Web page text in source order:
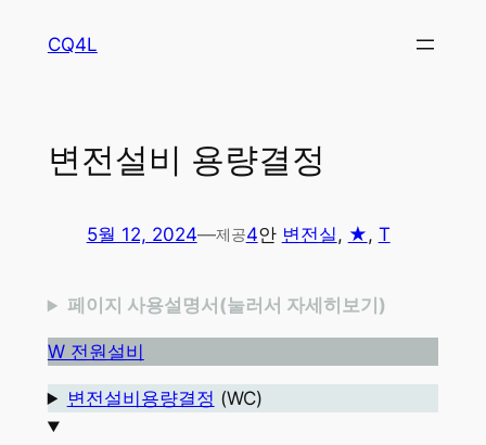
CQ4L
변전설비 용량결정
5월 12, 2024—제공4안 변전실, ★, T
페이지 사용설명서(눌러서 자세히보기)
W 전원설비
변전설비용량결정 (WC)